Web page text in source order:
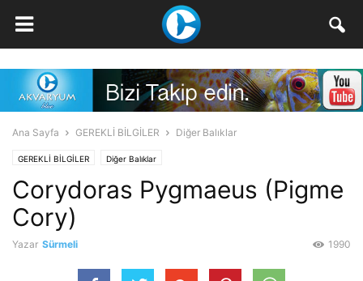
Ana Sayfa GEREKLİ BİLGİLER Diğer Balıklar
GEREKLİ BİLGİLER Diğer Balıklar
Corydoras Pygmaeus (Pigme
Cory)
Yazar Sürmeli 1990